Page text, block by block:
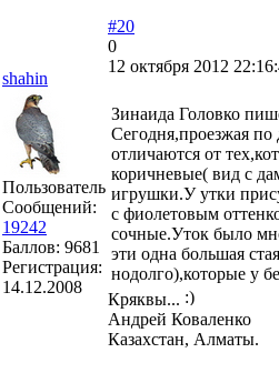
shahin
Пользователь
Сообщений:
19242
Баллов: 9681
Регистрация:
14.12.2008
#20
0
12 октября 2012
Зинаида Головко
Сегодня,проезжая по
отличаются от
коричневые( вид с
игрушки.У утки
с фиолетовым
сочные.Уток было
эти одна большая
нодолго),которые у
Кряквы...
Андрей Коваленко
Казахстан, Алматы.